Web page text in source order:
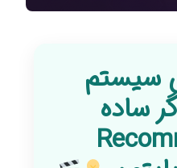
سیستم
ساده